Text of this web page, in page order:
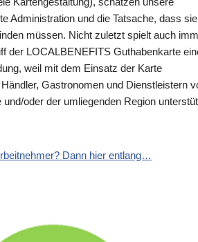
Administration und die Tatsache, dass sie
müssen. Nicht zuletzt spielt auch
der LOCALBENEFITS Guthabenkarte
weil mit dem Einsatz der Karte
Gastronomen und Dienstleistern
oder der umliegenden Region
Dann hier entlang…